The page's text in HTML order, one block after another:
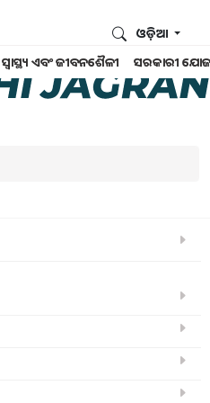
ସ୍ୱାସ୍ଥ୍ୟ ଏବଂ ଜୀବନଶୈଳୀ ସରକାରୀ
ଓଡ଼ିଆ